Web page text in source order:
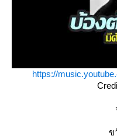
https://
ข